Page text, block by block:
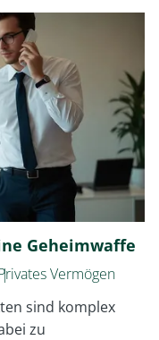
Geheimwaffe
Vermögen
sind komplex
zu